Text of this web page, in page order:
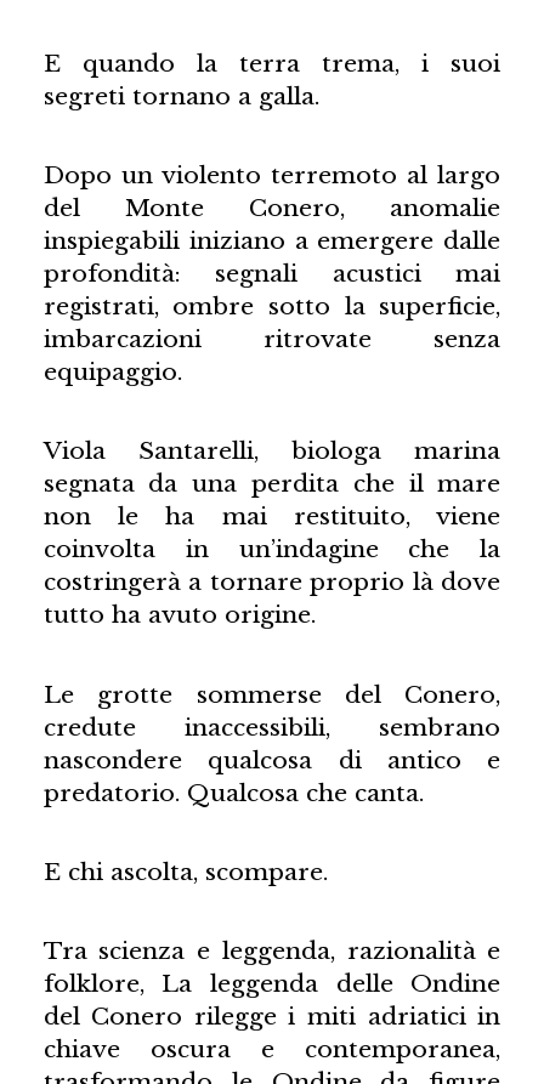
E quando la terra trema, i suoi
segreti tornano a galla.
Dopo un violento terremoto al largo
del Monte Conero, anomalie
inspiegabili iniziano a emergere dalle
profondità: segnali acustici mai
registrati, ombre sotto la superficie,
imbarcazioni ritrovate senza
equipaggio.
Viola Santarelli, biologa marina
segnata da una perdita che il mare
non le ha mai restituito, viene
coinvolta in un’indagine che la
costringerà a tornare proprio là dove
tutto ha avuto origine.
Le grotte sommerse del Conero,
credute inaccessibili, sembrano
nascondere qualcosa di antico e
predatorio. Qualcosa che canta.
E chi ascolta, scompare.
Tra scienza e leggenda, razionalità e
folklore, La leggenda delle Ondine
del Conero rilegge i miti adriatici in
chiave oscura e contemporanea,